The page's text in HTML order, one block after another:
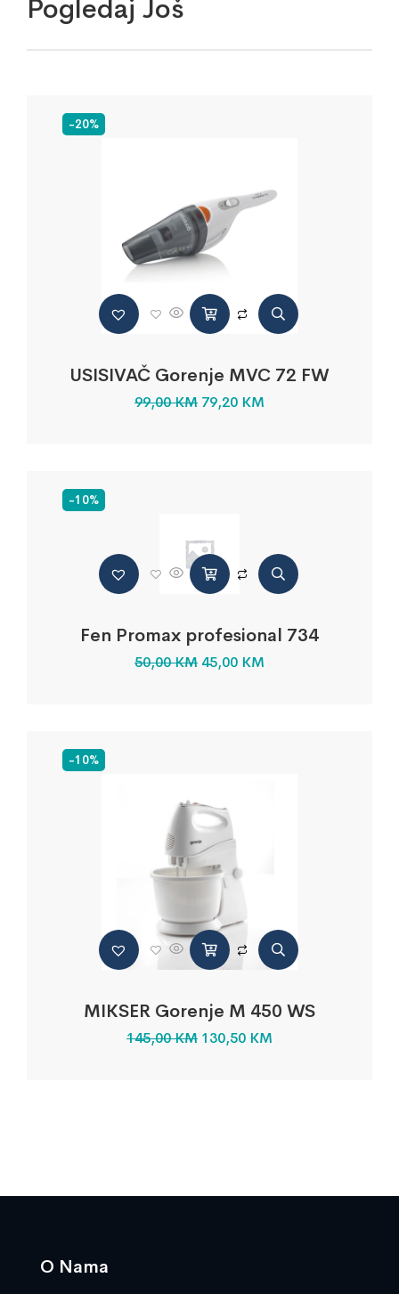
Pogledaj Još
-20%
USISIVAČ Gorenje MVC 72 FW
99,00KM 79,20 KM
-10%
Fen Promax profesional 734
50,00KM 45,00 KM
-10%
MIKSER Gorenje M 450 WS
145,00KM 130,50 KM
O Nama